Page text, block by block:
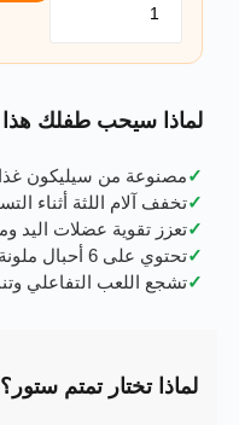
لماذا سيحب طفلك هذا
✓مصنوعة من سيليكون غذائي
✓تخفف آلام اللثة أثناء
✓تعزز تقوية عضلات اليد
✓تحتوي على 6 أحبال ملونة لجذب انتباه الطفل
✓تشجع اللعب التفاعلي
لماذا تختار تمتم ستور؟